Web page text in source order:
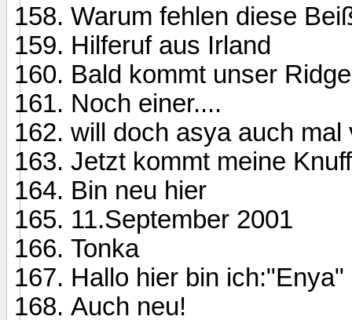
Warum fehlen diese
Hilferuf aus Irland
Bald kommt unser
Noch einer....
will doch asya auch mal
Jetzt kommt meine
Bin neu hier
11.September 2001
Tonka
Hallo hier bin ich:"Enya"
Auch neu!